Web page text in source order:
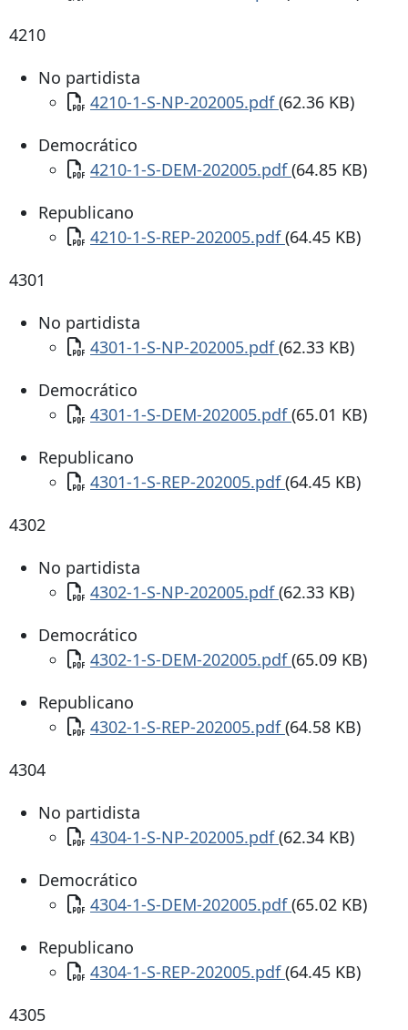
4210
No partidista
Documento
4210-1-S-NP-202005.pdf(62.36 KB)
Democrático
Documento
4210-1-S-DEM-202005.pdf(64.85 KB)
Republicano
Documento
4210-1-S-REP-202005.pdf(64.45 KB)
4301
No partidista
Documento
4301-1-S-NP-202005.pdf(62.33 KB)
Democrático
Documento
4301-1-S-DEM-202005.pdf(65.01 KB)
Republicano
Documento
4301-1-S-REP-202005.pdf(64.45 KB)
4302
No partidista
Documento
4302-1-S-NP-202005.pdf(62.33 KB)
Democrático
Documento
4302-1-S-DEM-202005.pdf(65.09 KB)
Republicano
Documento
4302-1-S-REP-202005.pdf(64.58 KB)
4304
No partidista
Documento
4304-1-S-NP-202005.pdf(62.34 KB)
Democrático
Documento
4304-1-S-DEM-202005.pdf(65.02 KB)
Republicano
Documento
4304-1-S-REP-202005.pdf(64.45 KB)
4305